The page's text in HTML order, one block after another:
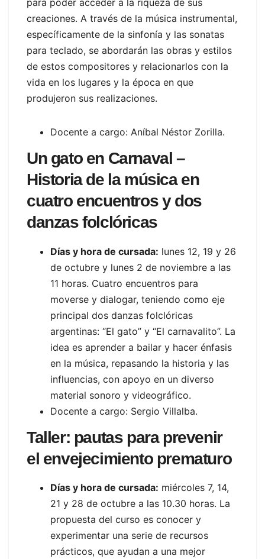
para poder acceder a la riqueza de sus
creaciones. A través de la música instrumental,
específicamente de la sinfonía y las sonatas
para teclado, se abordarán las obras y estilos
de estos compositores y relacionarlos con la
vida en los lugares y la época en que
produjeron sus realizaciones.
Docente a cargo: Aníbal Néstor Zorilla.
Un gato en Carnaval –
Historia de la música en
cuatro encuentros y dos
danzas folclóricas
Días y hora de cursada: lunes 12, 19 y 26
de octubre y lunes 2 de noviembre a las
11 horas. Cuatro encuentros para
moverse y dialogar, teniendo como eje
principal dos danzas folclóricas
argentinas: “El gato” y “El carnavalito”. La
idea es aprender a bailar y hacer énfasis
en la música, repasando la historia y las
influencias, con apoyo en un diverso
material sonoro y videográfico.
Docente a cargo: Sergio Villalba.
Taller: pautas para prevenir
el envejecimiento prematuro
Días y hora de cursada: miércoles 7, 14,
21 y 28 de octubre a las 10.30 horas. La
propuesta del curso es conocer y
experimentar una serie de recursos
prácticos, que ayudan a una mejor